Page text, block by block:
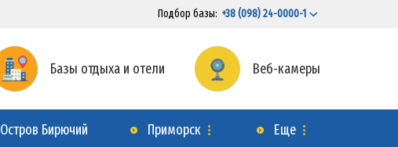
Подбор базы: +38 (098) 24-0000-1
Базы отдыха и отели Веб-камеры
Остров Бирючий Приморск Еще